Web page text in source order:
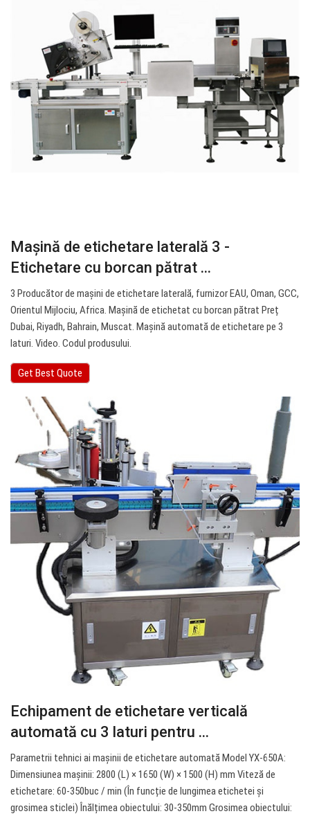
Mașină de etichetare laterală 3 -
Etichetare cu borcan pătrat ...
3 Producător de mașini de etichetare laterală, furnizor EAU, Oman, GCC,
Orientul Mijlociu, Africa. Mașină de etichetat cu borcan pătrat Preț
Dubai, Riyadh, Bahrain, Muscat. Mașină automată de etichetare pe 3
laturi. Video. Codul produsului.
Get Best Quote
Echipament de etichetare verticală
automată cu 3 laturi pentru ...
Parametrii tehnici ai mașinii de etichetare automată Model YX-650A:
Dimensiunea mașinii: 2800 (L) × 1650 (W) × 1500 (H) mm Viteză de
etichetare: 60-350buc / min (În funcție de lungimea etichetei și
grosimea sticlei) Înălțimea obiectului: 30-350mm Grosimea obiectului: